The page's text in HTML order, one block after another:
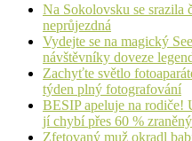
Na Sokolovsku se srazila
neprůjezdná
Vydejte se na magický
návštěvníky doveze
Zachyťte světlo
týden plný fotografování
BESIP apeluje na rodiče!
jí chybí přes 60 %
Zfetovaný muž okradl